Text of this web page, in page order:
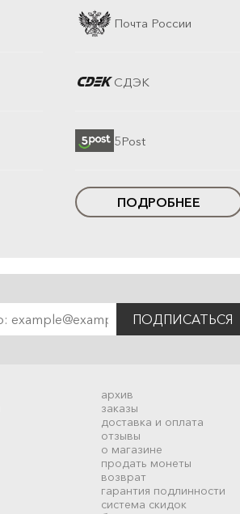
Почта России
СДЭК
5Post
ПОДРОБНЕЕ
ПОДПИСАТЬСЯ
архив
заказы
доставка и оплата
отзывы
о магазине
продать монеты
возврат
гарантия подлинности
система скидок